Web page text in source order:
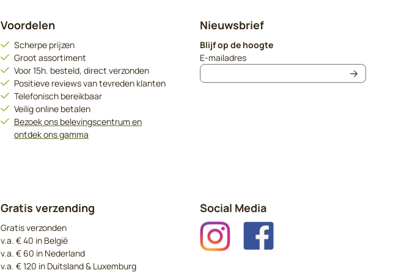
Voordelen
Scherpe prijzen
Groot assortiment
Voor 15h. besteld, direct verzonden
Positieve reviews van tevreden klanten
Telefonisch bereikbaar
Veilig online betalen
Bezoek ons belevingscentrum en
ontdek ons gamma
Nieuwsbrief
Blijf op de hoogte
E-mailadresVul je e-mailadres in voor de nieuwsbrief
Gratis verzending
Gratis verzonden
v.a. € 40 in België
v.a. € 60 in Nederland
v.a. € 120 in Duitsland & Luxemburg
Social Media